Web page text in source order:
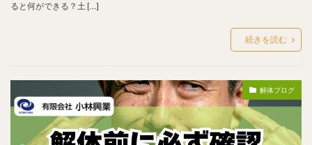
ると何ができる？土 […]
続きを読む
解体ブログ